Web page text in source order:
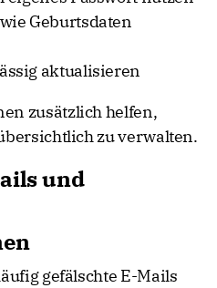
Geburtsdaten
aktualisieren
zusätzlich helfen,
zu verwalten.
und
gefälschte E-Mails